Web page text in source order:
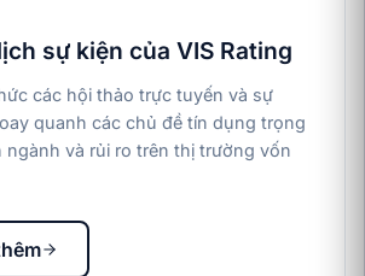
sự kiện của VIS Rating
các hội thảo trực tuyến và sự
quanh các chủ đề tín dụng trọng
ngành và rủi ro trên thị trường vốn